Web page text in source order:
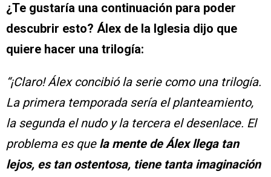
¿Te gustaría una continuación para poder
descubrir esto? Álex de la Iglesia dijo que
quiere hacer una trilogía:
“¡Claro! Álex concibió la serie como una trilogía.
La primera temporada sería el planteamiento,
la segunda el nudo y la tercera el desenlace. El
problema es quela mente de Álex llega tan
lejos, es tan ostentosa, tiene tanta imaginación